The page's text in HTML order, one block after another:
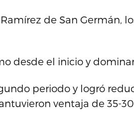
de San Germán,
desde el inicio y
periodo y logró
ventaja de 35-